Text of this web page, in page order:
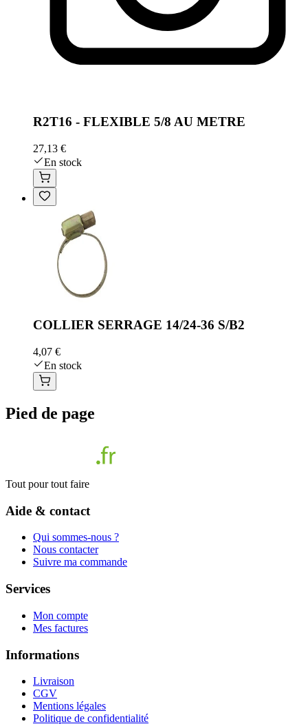
R2T16 - FLEXIBLE 5/8 AU METRE
27,13 €
En stock
COLLIER SERRAGE 14/24-36 S/B2
4,07 €
En stock
Pied de page
Tout pour tout faire
Aide & contact
Qui sommes-nous ?
Nous contacter
Suivre ma commande
Services
Mon compte
Mes factures
Informations
Livraison
CGV
Mentions légales
Politique de confidentialité